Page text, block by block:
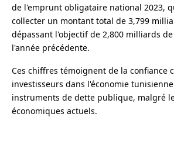
de l'emprunt obligataire national 2023,
collecter un montant total de 3,799
dépassant l'objectif de 2,800 milliards
l'année précédente.
Ces chiffres témoignent de la confiance
investisseurs dans l'économie
instruments de dette publique, malgré
économiques actuels.